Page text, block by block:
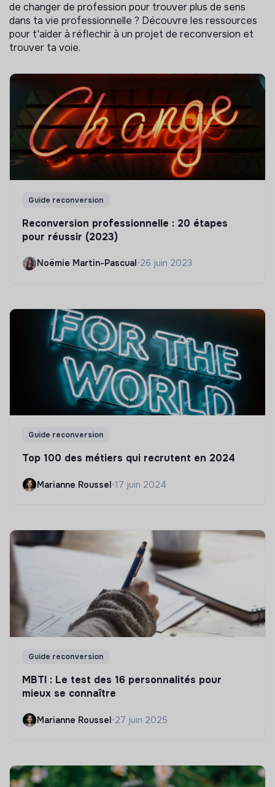
de changer de profession pour trouver plus de sens
dans ta vie professionnelle ? Découvre les ressources
pour t'aider à réflechir à un projet de reconversion et
trouver ta voie.
Guide reconversion
Reconversion professionnelle : 20 étapes
pour réussir (2023)
Noëmie Martin-Pascual•26 juin 2023
Guide reconversion
Top 100 des métiers qui recrutent en 2024
Marianne Roussel•17 juin 2024
Guide reconversion
MBTI : Le test des 16 personnalités pour
mieux se connaître
Marianne Roussel•27 juin 2025